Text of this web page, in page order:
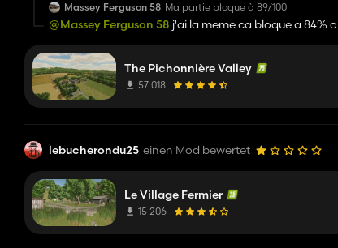
Massey Ferguson 58 Ma partie bloque à 89/100
@Massey Ferguson 58 j'ai la meme ca bloque a 84%
The Pichonnière Valley
57 018
lebucherondu25 einen Mod bewertet
Le Village Fermier
15 206